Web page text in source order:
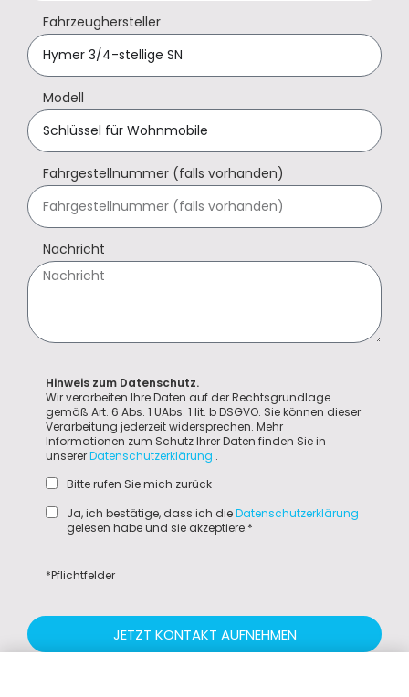
Fahrzeughersteller
Modell
Fahrgestellnummer (falls vorhanden)
Nachricht
Hinweis zum Datenschutz.
Wir verarbeiten Ihre Daten auf der Rechtsgrundlage
gemäß Art. 6 Abs. 1 UAbs. 1 lit. b DSGVO. Sie können dieser
Verarbeitung jederzeit widersprechen. Mehr
Informationen zum Schutz Ihrer Daten finden Sie in
unsererDatenschutzerklärung .
Bitte rufen Sie mich zurück
Ja, ich bestätige, dass ich dieDatenschutzerklärung
gelesen habe und sie akzeptiere.*
*Pflichtfelder
JETZT KONTAKT AUFNEHMEN